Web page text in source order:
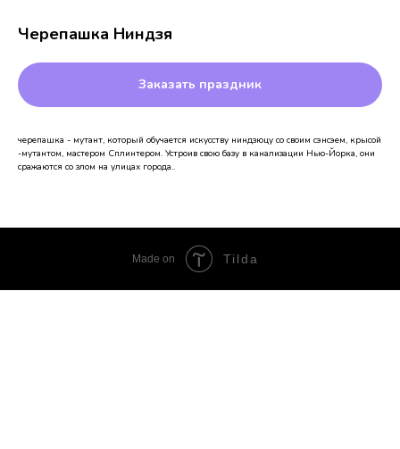
Черепашка Ниндзя
Заказать праздник
черепашка - мутант, который обучается искусству ниндзюцу со своим сэнсэем, крысой
-мутантом, мастером Сплинтером. Устроив свою базу в канализации Нью-Йорка, они
сражаются со злом на улицах города..
Made on Tilda